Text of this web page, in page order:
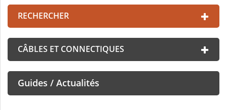
RECHERCHER
CÂBLES ET CONNECTIQUES
Guides / Actualités